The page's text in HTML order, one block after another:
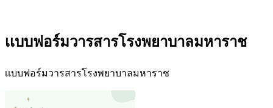
เเบบฟอร์มวารสารโรงพยาบาลมหาราช
เเบบฟอร์มวารสารโรงพยาบาลมหาราช